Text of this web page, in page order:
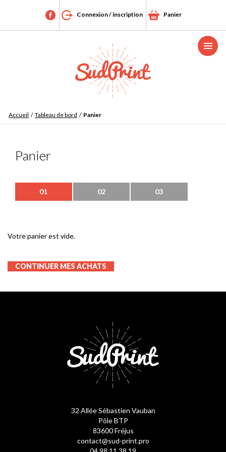
Connexion / inscription Panier
Menu
Accueil / Tableau de bord / Panier
Panier
01 02 03
Votre panier est vide.
CONTINUER MES ACHATS
32 Allée Sébastien Vauban
Pôle BTP
83600 Fréjus
contact@sud-print.pro